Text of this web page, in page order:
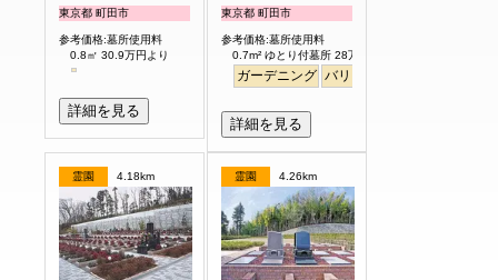
東京都 町田市
参考価格:墓所使用料
0.8㎡ 30.9万円より
詳細を見る
東京都 町田市
参考価格:墓所使用料
0.7m² ゆとり付墓所 28万円より
ガーデニング バリアフリー
詳細を見る
霊園 4.18km 霊園 4.26km